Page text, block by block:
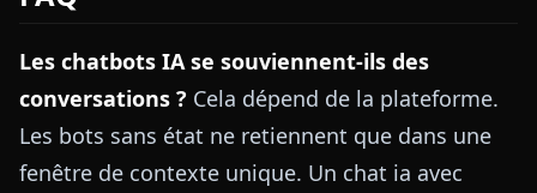
Les chatbots IA se souviennent-ils des
conversations ? Cela dépend de la plateforme.
Les bots sans état ne retiennent que dans une
fenêtre de contexte unique. Un chat ia avec